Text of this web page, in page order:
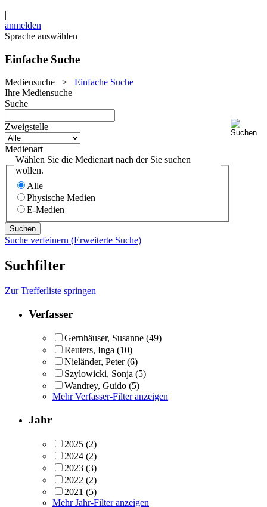
|
anmelden
Sprache auswählen
Einfache Suche
Mediensuche > Einfache Suche
Ihre Mediensuche
Suche
Zweigstelle
Medienart
Wählen Sie die Medienart nach der Sie suchen
wollen.
Alle
Physische Medien
E-Medien
Suche verfeinern (Erweiterte Suche)
Suchfilter
Zur Trefferliste springen
Verfasser
Gernhäuser, Susanne (49)
Reuters, Inga (10)
Nieländer, Peter (6)
Szylowicki, Sonja (5)
Wandrey, Guido (5)
Mehr Verfasser-Filter anzeigen
Jahr
2025 (2)
2024 (2)
2023 (3)
2022 (2)
2021 (5)
Mehr Jahr-Filter anzeigen